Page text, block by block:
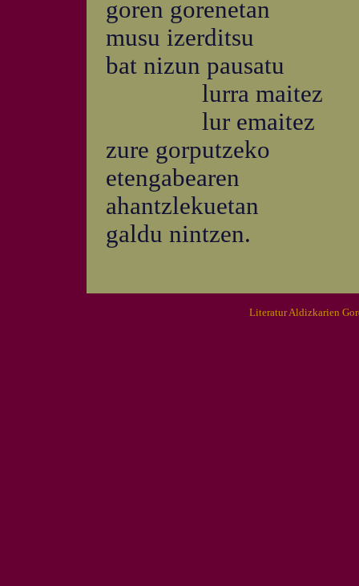
goren gorenetan
musu izerditsu
bat nizun pausatu
lurra maitez
lur emaitez
zure gorputzeko
etengabearen
ahantzlekuetan
galdu nintzen.
Literatur Aldizkarien